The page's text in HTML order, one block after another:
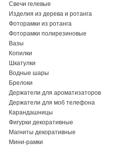
Свечи гелевые
Изделия из дерева и ротанга
Фоторамки из ротанга
Фоторамки полирезиновые
Вазы
Копилки
Шкатулки
Водные шары
Брелоки
Держатели для ароматизаторов
Держатели для моб телефона
Карандашницы
Фигурки декоративные
Магниты декоративные
Мини-рамки